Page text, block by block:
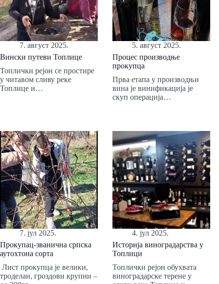
7. август 2025.
Вински путеви Топлице
Топлички рејон се простире
у читавом сливу реке
Топлице и…
5. август 2025.
Процес производње
прокупца
Прва етапа у производњи
вина је винификација је
скуп операција…
7. јул 2025.
Прокупац-званична српска
аутохтона сорта
Лист прокупца је велики,
троделан, гроздови крупни –
4. јул 2025.
Историја виноградарства у
Топлици
Топлички рејон обухвата
виноградарске терене у